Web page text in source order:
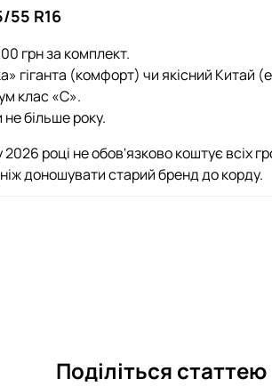
55 R16
грн за комплект.
гіганта (комфорт) чи якісний Китай
клас «C».
не більше року.
році не обов'язково коштує всіх
доношувати старий бренд до корду.
Поділіться статтею